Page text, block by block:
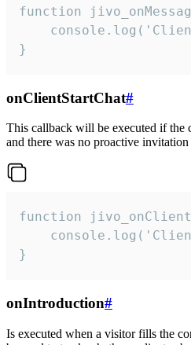
function
}
onClientStartChat#
This callback will be executed if the
and there was no proactive
function
}
onIntroduction#
Is executed when a visitor fills the